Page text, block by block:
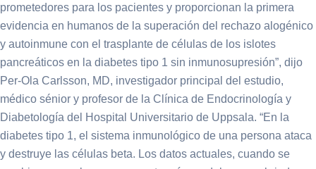
prometedores para los pacientes y proporcionan la primera
evidencia en humanos de la superación del rechazo alogénico
y autoinmune con el trasplante de células de los islotes
pancreáticos en la diabetes tipo 1 sin inmunosupresión”, dijo
Per-Ola Carlsson, MD, investigador principal del estudio,
médico sénior y profesor de la Clínica de Endocrinología y
Diabetología del Hospital Universitario de Uppsala. “En la
diabetes tipo 1, el sistema inmunológico de una persona ataca
y destruye las células beta. Los datos actuales, cuando se